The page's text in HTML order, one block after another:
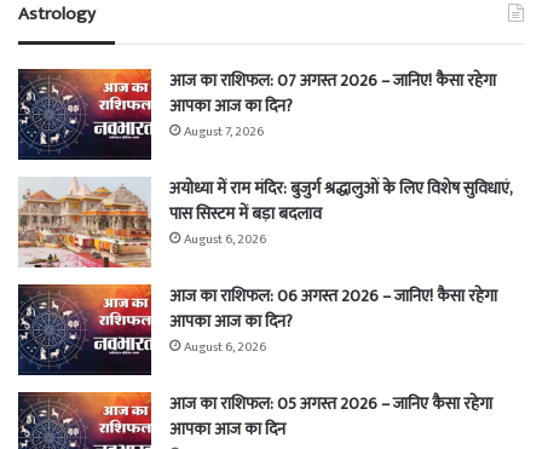
Astrology
आज का राशिफल: 07 अगस्त 2026 – जानिए! कैसा रहेगा
आपका आज का दिन?
August 7, 2026
अयोध्या में राम मंदिर: बुजुर्ग श्रद्धालुओं के लिए विशेष सुविधाएं,
पास सिस्टम में बड़ा बदलाव
August 6, 2026
आज का राशिफल: 06 अगस्त 2026 – जानिए! कैसा रहेगा
आपका आज का दिन?
August 6, 2026
आज का राशिफल: 05 अगस्त 2026 – जानिए कैसा रहेगा
आपका आज का दिन